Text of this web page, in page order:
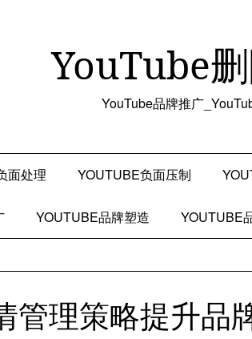
YouTube
YouTube品牌推广
面处理 YOUTUBE负面压制
YOUTUBE品牌塑造 YOUTUBE
管理策略提升品